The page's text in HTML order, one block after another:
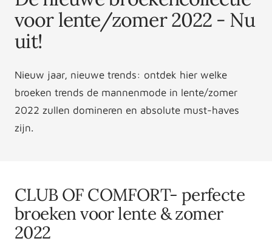
voor lente/zomer 2022 - Nu
uit!
Nieuw jaar, nieuwe trends: ontdek hier welke
broeken trends de mannenmode in lente/zomer
2022 zullen domineren en absolute must-haves
zijn.
CLUB OF COMFORT- perfecte
broeken voor lente & zomer
2022